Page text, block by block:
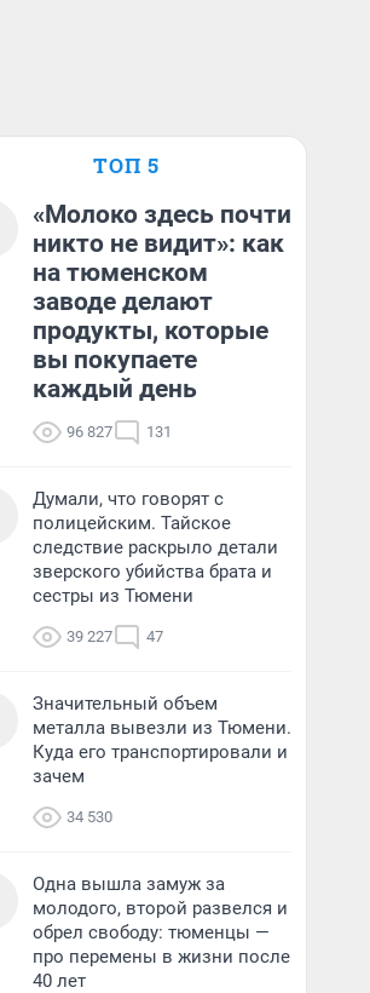
ТОП 5
«Молоко здесь почти
никто не видит»: как
на тюменском
заводе делают
продукты, которые
вы покупаете
каждый день
96 827 131
Думали, что говорят с
полицейским. Тайское
следствие раскрыло детали
зверского убийства брата и
сестры из Тюмени
39 227 47
Значительный объем
металла вывезли из Тюмени.
Куда его транспортировали и
зачем
34 530
Одна вышла замуж за
молодого, второй развелся и
обрел свободу: тюменцы —
про перемены в жизни после
40 лет